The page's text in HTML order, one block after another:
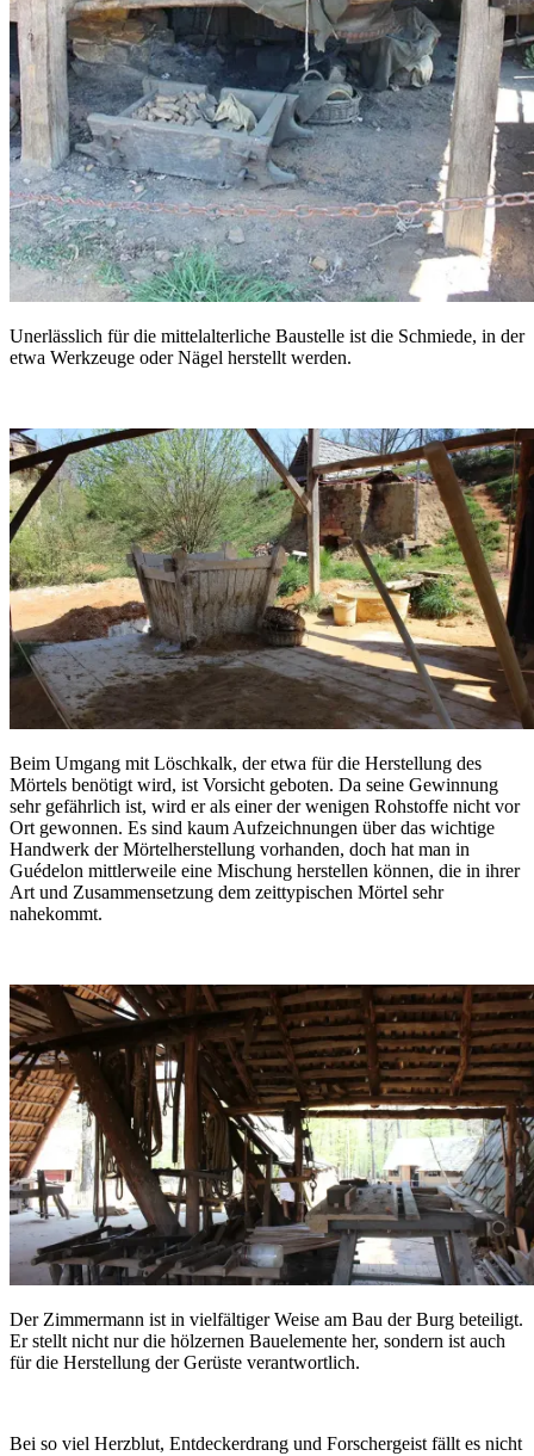
Unerlässlich für die mittelalterliche Baustelle ist die Schmiede, in der
etwa Werkzeuge oder Nägel herstellt werden.
Beim Umgang mit Löschkalk, der etwa für die Herstellung des
Mörtels benötigt wird, ist Vorsicht geboten. Da seine Gewinnung
sehr gefährlich ist, wird er als einer der wenigen Rohstoffe nicht vor
Ort gewonnen. Es sind kaum Aufzeichnungen über das wichtige
Handwerk der Mörtelherstellung vorhanden, doch hat man in
Guédelon mittlerweile eine Mischung herstellen können, die in ihrer
Art und Zusammensetzung dem zeittypischen Mörtel sehr
nahekommt.
Der Zimmermann ist in vielfältiger Weise am Bau der Burg beteiligt.
Er stellt nicht nur die hölzernen Bauelemente her, sondern ist auch
für die Herstellung der Gerüste verantwortlich.
Bei so viel Herzblut, Entdeckerdrang und Forschergeist fällt es nicht